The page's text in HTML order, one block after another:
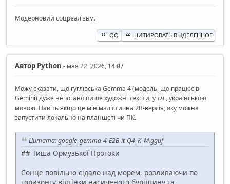
Модерновий соцреалізьм.
QQ ЦИТИРОВАТЬ ВЫДЕЛЕННОЕ
Автор Python - мая 22, 2026, 14:07
Можу сказати, що гуглівська Gemma 4 (модель, що працює в
Gemini) дуже непогано пише художні тексти, у т.ч., українською
мовою. Навіть якщо це мінімалістична 2B-версія, яку можна
запустити локально на планшеті чи ПК.
Цитата: google_gemma-4-E2B-it-Q4_K_M.gguf
## Тиша Ормузької Протоки
Сонце повільно сідало над морем, розливаючи по